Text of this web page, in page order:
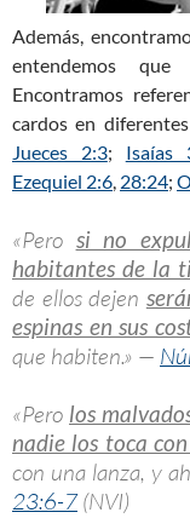
Además,
entendemos que
Encontramos
cardos en
Jueces 2:3; Isaías
Ezequiel 2:6, 28:24;
«Pero si no
habitantes de la
de ellos dejen
espinas en sus
que habiten.» —
«Pero los
nadie los toca
con una lanza, y
23:6-7(NVI)